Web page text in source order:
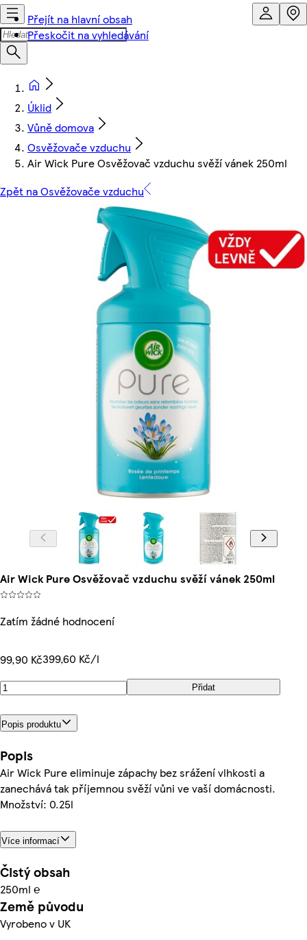
Přejít na hlavní obsah
Přeskočit na vyhledávání
Úklid
Vůně domova
Osvěžovače vzduchu
Air Wick Pure Osvěžovač vzduchu svěží vánek 250ml
Zpět na Osvěžovače vzduchu
Air Wick Pure Osvěžovač vzduchu svěží vánek 250ml
Zatím žádné hodnocení
99,90 Kč399,60 Kč/l
Přidat
Popis produktu
Popis
Air Wick Pure eliminuje zápachy bez srážení vlhkosti a
zanechává tak příjemnou svěží vůni ve vaší domácnosti.
Množství: 0.25l
Více informací
Čistý obsah
250ml ℮
Země původu
Vyrobeno v UK